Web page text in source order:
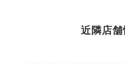
近隣店舗